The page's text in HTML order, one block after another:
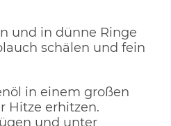
und in dünne Ringe
schälen und fein
in einem großen
Hitze erhitzen.
und unter